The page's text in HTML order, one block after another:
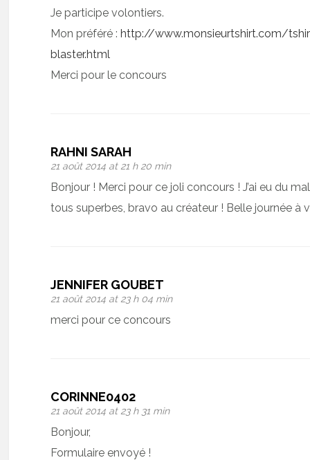
Je participe volontiers.
Mon préféré :http://www.monsieurtshirt.com/
blaster.html
Merci pour le concours
RAHNI SARAH
21 août 2014 at 21 h 20 min
Bonjour ! Merci pour ce joli concours ! J’ai eu du
tous superbes, bravo au créateur ! Belle journée à
JENNIFER GOUBET
21 août 2014 at 23 h 04 min
merci pour ce concours
CORINNE0402
21 août 2014 at 23 h 31 min
Bonjour,
Formulaire envoyé !